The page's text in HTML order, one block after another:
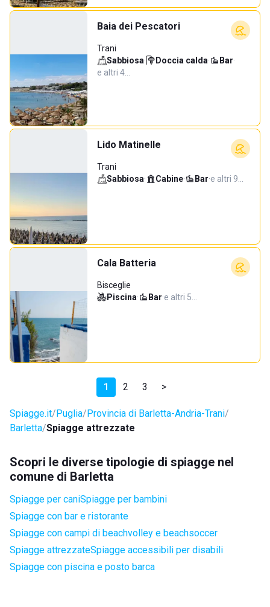
Baia dei Pescatori
Trani
Sabbiosa· Doccia calda· Bar·
e altri 4…
Lido Matinelle
Trani
Sabbiosa· Cabine· Bar·e altri 9…
Cala Batteria
Bisceglie
Piscina· Bar·e altri 5…
1 2 3 >
Spiagge.it Puglia Provincia di Barletta-Andria-Trani
Barletta Spiagge attrezzate
Scopri le diverse tipologie di spiagge nel
comune di Barletta
Spiagge per caniSpiagge per bambini
Spiagge con bar e ristorante
Spiagge con campi di beachvolley e beachsoccer
Spiagge attrezzateSpiagge accessibili per disabili
Spiagge con piscina e posto barca